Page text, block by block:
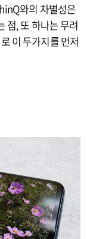
와의 차별성은
점, 또 하나는 무려
이 두가지를 먼저